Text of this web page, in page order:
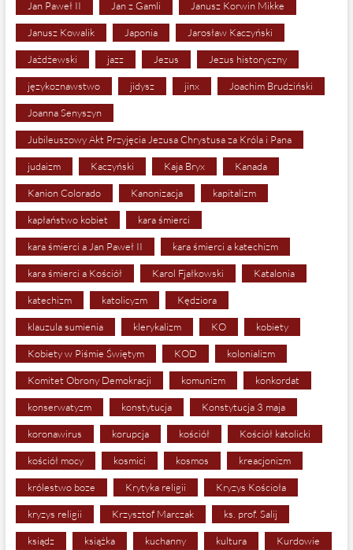
Jan Paweł II Jan z Gamli Janusz Korwin Mikke
Janusz Kowalik Japonia Jarosław Kaczyński
Jażdżewski jazz Jezus Jezus historyczny
językoznawstwo jidysz jinx Joachim Brudziński
Joanna Senyszyn
Jubileuszowy Akt Przyjęcia Jezusa Chrystusa za Króla i Pana
judaizm Kaczyński Kaja Bryx Kanada
Kanion Colorado Kanonizacja kapitalizm
kapłaństwo kobiet kara śmierci
kara śmierci a Jan Paweł II kara śmierci a katechizm
kara śmierci a Kościół Karol Fjałkowski Katalonia
katechizm katolicyzm Kędziora
klauzula sumienia klerykalizm KO kobiety
Kobiety w Piśmie Świętym KOD kolonializm
Komitet Obrony Demokracji komunizm konkordat
konserwatyzm konstytucja Konstytucja 3 maja
koronawirus korupcja kościół Kościół katolicki
kościół mocy kosmici kosmos kreacjonizm
królestwo boze Krytyka religii Kryzys Kościoła
kryzys religii Krzysztof Marczak ks. prof. Salij
ksiądz książka kuchanny kultura Kurdowie